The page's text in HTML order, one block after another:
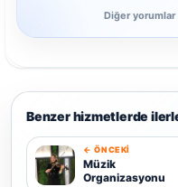
Diğer yorumlar
Benzer hizmetlerde
M
← ÖNCEKI
Müzik
Organizasyonu